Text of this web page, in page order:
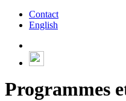
Contact
English
Programmes